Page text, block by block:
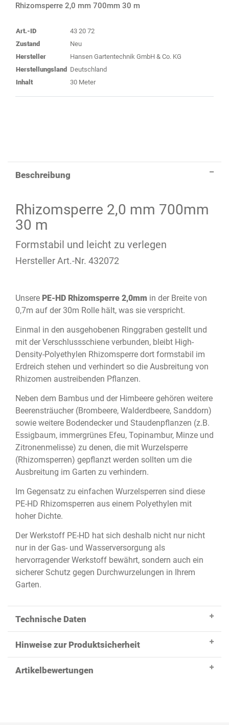
Rhizomsperre 2,0 mm 700mm 30 m
Art.-ID
43 20 72
Zustand
Neu
Hersteller
Hansen Gartentechnik GmbH & Co. KG
Herstellungsland Deutschland
Inhalt
30 Meter
Beschreibung
Rhizomsperre 2,0 mm 700mm
30 m
Formstabil und leicht zu verlegen
Hersteller Art.-Nr. 432072
Unsere PE-HD Rhizomsperre 2,0mm in der Breite von
0,7m auf der 30m Rolle hält, was sie verspricht.
Einmal in den ausgehobenen Ringgraben gestellt und
mit der Verschlussschiene verbunden, bleibt High-
Density-Polyethylen Rhizomsperre dort formstabil im
Erdreich stehen und verhindert so die Ausbreitung von
Rhizomen austreibenden Pflanzen.
Neben dem Bambus und der Himbeere gehören weitere
Beerensträucher (Brombeere, Walderdbeere, Sanddorn)
sowie weitere Bodendecker und Staudenpflanzen (z.B.
Essigbaum, immergrünes Efeu, Topinambur, Minze und
Zitronenmelisse) zu denen, die mit Wurzelsperre
(Rhizomsperren) gepflanzt werden sollten um die
Ausbreitung im Garten zu verhindern.
Im Gegensatz zu einfachen Wurzelsperren sind diese
PE-HD Rhizomsperren aus einem Polyethylen mit
hoher Dichte.
Der Werkstoff PE-HD hat sich deshalb nicht nur nicht
nur in der Gas- und Wasserversorgung als
hervorragender Werkstoff bewährt, sondern auch ein
sicherer Schutz gegen Durchwurzelungen in Ihrem
Garten.
Technische Daten
Hinweise zur Produktsicherheit
Artikelbewertungen